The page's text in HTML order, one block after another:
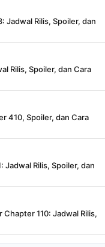
Jadwal Rilis, Spoiler, dan
Rilis, Spoiler, dan Cara
410, Spoiler, dan Cara
Jadwal Rilis, Spoiler, dan
110: Jadwal Rilis,